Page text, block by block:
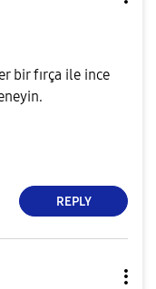
bir fırça ile ince
REPLY